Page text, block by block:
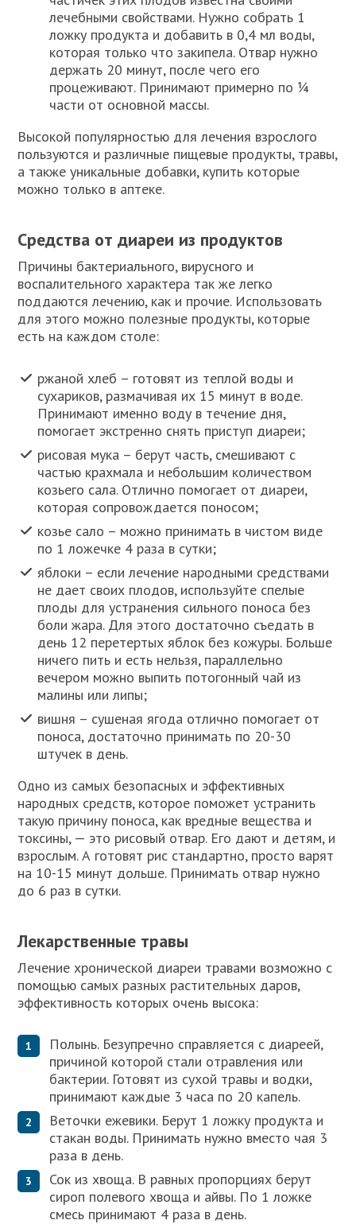
лечебными свойствами. Нужно собрать 1
ложку продукта и добавить в 0,4 мл воды,
которая только что закипела. Отвар нужно
держать 20 минут, после чего его
процеживают. Принимают примерно по ¼
части от основной массы.
Высокой популярностью для лечения взрослого
пользуются и различные пищевые продукты, травы,
а также уникальные добавки, купить которые
можно только в аптеке.
Средства от диареи из продуктов
Причины бактериального, вирусного и
воспалительного характера так же легко
поддаются лечению, как и прочие. Использовать
для этого можно полезные продукты, которые
есть на каждом столе:
ржаной хлеб – готовят из теплой воды и
сухариков, размачивая их 15 минут в воде.
Принимают именно воду в течение дня,
помогает экстренно снять приступ диареи;
рисовая мука – берут часть, смешивают с
частью крахмала и небольшим количеством
козьего сала. Отлично помогает от диареи,
которая сопровождается поносом;
козье сало – можно принимать в чистом виде
по 1 ложечке 4 раза в сутки;
яблоки – если лечение народными средствами
не дает своих плодов, используйте спелые
плоды для устранения сильного поноса без
боли жара. Для этого достаточно съедать в
день 12 перетертых яблок без кожуры. Больше
ничего пить и есть нельзя, параллельно
вечером можно выпить потогонный чай из
малины или липы;
вишня – сушеная ягода отлично помогает от
поноса, достаточно принимать по 20-30
штучек в день.
Одно из самых безопасных и эффективных
народных средств, которое поможет устранить
такую причину поноса, как вредные вещества и
токсины, — это рисовый отвар. Его дают и детям, и
взрослым. А готовят рис стандартно, просто варят
на 10-15 минут дольше. Принимать отвар нужно
до 6 раз в сутки.
Лекарственные травы
Лечение хронической диареи травами возможно с
помощью самых разных растительных даров,
эффективность которых очень высока:
Полынь. Безупречно справляется с диареей,
причиной которой стали отравления или
бактерии. Готовят из сухой травы и водки,
принимают каждые 3 часа по 20 капель.
Веточки ежевики. Берут 1 ложку продукта и
стакан воды. Принимать нужно вместо чая 3
раза в день.
Сок из хвоща. В равных пропорциях берут
сироп полевого хвоща и айвы. По 1 ложке
смесь принимают 4 раза в день.